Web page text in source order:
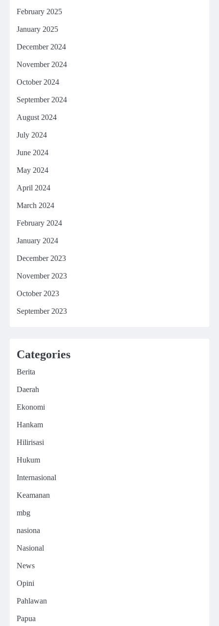
February 2025
January 2025
December 2024
November 2024
October 2024
September 2024
August 2024
July 2024
June 2024
May 2024
April 2024
March 2024
February 2024
January 2024
December 2023
November 2023
October 2023
September 2023
Categories
Berita
Daerah
Ekonomi
Hankam
Hilirisasi
Hukum
Internasional
Keamanan
mbg
nasiona
Nasional
News
Opini
Pahlawan
Papua